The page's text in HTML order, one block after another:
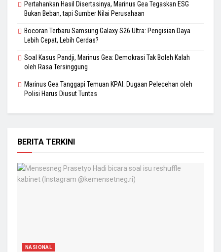
Pertahankan Hasil Disertasinya, Marinus Gea Tegaskan ESG
Bukan Beban, tapi Sumber Nilai Perusahaan
Bocoran Terbaru Samsung Galaxy S26 Ultra: Pengisian Daya
Lebih Cepat, Lebih Cerdas?
Soal Kasus Pandji, Marinus Gea: Demokrasi Tak Boleh Kalah
oleh Rasa Tersinggung
Marinus Gea Tanggapi Temuan KPAI: Dugaan Pelecehan oleh
Polisi Harus Diusut Tuntas
BERITA TERKINI
NASIONAL